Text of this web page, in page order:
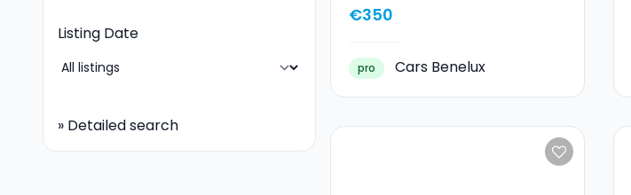
Listing Date
» Detailed search
€350
pro Cars Benelux